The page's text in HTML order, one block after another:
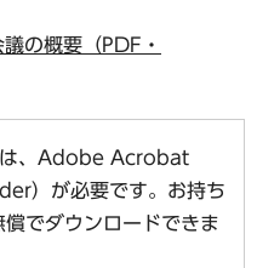
の概要（PDF・
は、Adobe Acrobat
）が必要です。お持ち
でダウンロードできま